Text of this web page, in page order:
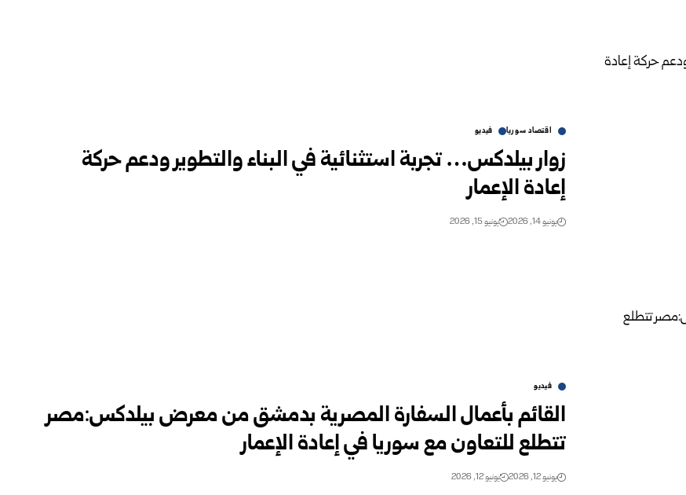
اقتصاد سوريا فيديو
زوار بيلدكس… تجربة استثنائية في البناء والتطوير ودعم حركة
إعادة الإعمار
يونيو 14, 2026 يونيو 15, 2026
فيديو
القائم بأعمال السفارة المصرية بدمشق من معرض بيلدكس:مصر
تتطلع للتعاون مع سوريا في إعادة الإعمار
يونيو 12, 2026 يونيو 12, 2026